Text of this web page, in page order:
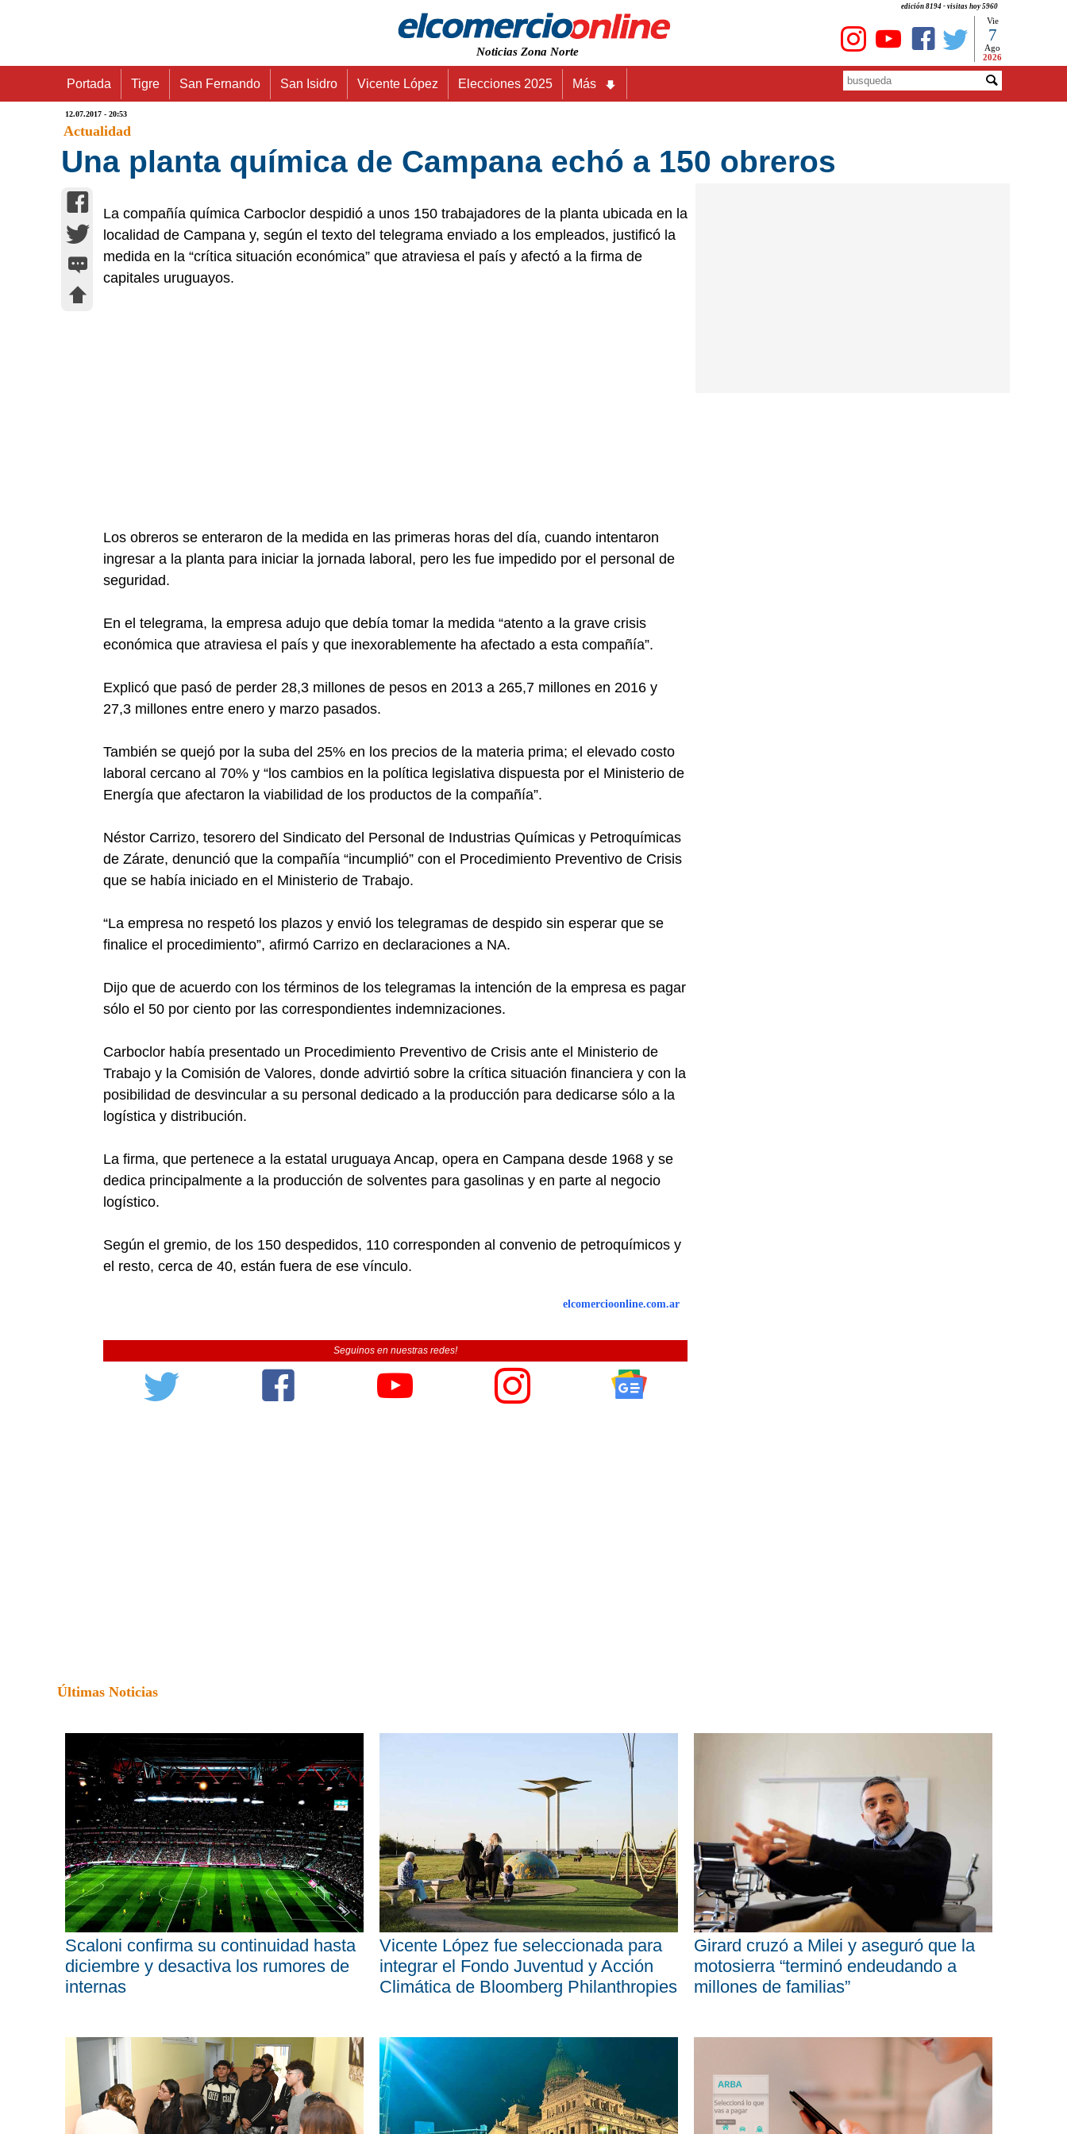
edición 8194 - visitas hoy 5960
Noticias Zona Norte
Vie
7
Ago
2026
Portada Tigre San Fernando San Isidro Vicente López Elecciones 2025 Más
12.07.2017 - 20:53
Actualidad
Una planta química de Campana echó a 150 obreros
La compañía química Carboclor despidió a unos 150 trabajadores de la planta ubicada en la
localidad de Campana y, según el texto del telegrama enviado a los empleados, justificó la
medida en la “crítica situación económica” que atraviesa el país y afectó a la firma de
capitales uruguayos.
Los obreros se enteraron de la medida en las primeras horas del día, cuando intentaron
ingresar a la planta para iniciar la jornada laboral, pero les fue impedido por el personal de
seguridad.
En el telegrama, la empresa adujo que debía tomar la medida “atento a la grave crisis
económica que atraviesa el país y que inexorablemente ha afectado a esta compañía”.
Explicó que pasó de perder 28,3 millones de pesos en 2013 a 265,7 millones en 2016 y
27,3 millones entre enero y marzo pasados.
También se quejó por la suba del 25% en los precios de la materia prima; el elevado costo
laboral cercano al 70% y “los cambios en la política legislativa dispuesta por el Ministerio de
Energía que afectaron la viabilidad de los productos de la compañía”.
Néstor Carrizo, tesorero del Sindicato del Personal de Industrias Químicas y Petroquímicas
de Zárate, denunció que la compañía “incumplió” con el Procedimiento Preventivo de Crisis
que se había iniciado en el Ministerio de Trabajo.
“La empresa no respetó los plazos y envió los telegramas de despido sin esperar que se
finalice el procedimiento”, afirmó Carrizo en declaraciones a NA.
Dijo que de acuerdo con los términos de los telegramas la intención de la empresa es pagar
sólo el 50 por ciento por las correspondientes indemnizaciones.
Carboclor había presentado un Procedimiento Preventivo de Crisis ante el Ministerio de
Trabajo y la Comisión de Valores, donde advirtió sobre la crítica situación financiera y con la
posibilidad de desvincular a su personal dedicado a la producción para dedicarse sólo a la
logística y distribución.
La firma, que pertenece a la estatal uruguaya Ancap, opera en Campana desde 1968 y se
dedica principalmente a la producción de solventes para gasolinas y en parte al negocio
logístico.
Según el gremio, de los 150 despedidos, 110 corresponden al convenio de petroquímicos y
el resto, cerca de 40, están fuera de ese vínculo.
elcomercioonline.com.ar
Seguinos en nuestras redes!
Últimas Noticias
Scaloni confirma su continuidad hasta
diciembre y desactiva los rumores de
internas
Vicente López fue seleccionada para
integrar el Fondo Juventud y Acción
Climática de Bloomberg Philanthropies
Girard cruzó a Milei y aseguró que la
motosierra “terminó endeudando a
millones de familias”